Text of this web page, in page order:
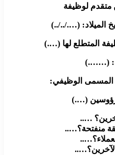
متقدم لوظيفة
الميلاد: (…./../..)
المتطلع لها (….)
(…….)
الوظيفي:
(….)
…..
منفتحة؟…..